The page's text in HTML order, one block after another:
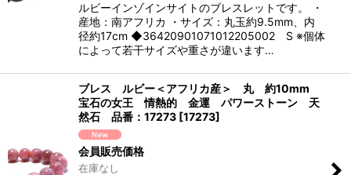
ルビーインゾインサイトのブレスレットです。 ・
産地：南アフリカ ・サイズ：丸玉約9.5mm、内
径約17cm ◆36420901071012205002 S ※個体
によって若干サイズや重さが違います…
ブレス ルビー＜アフリカ産＞ 丸 約10mm
宝石の女王 情熱的 金運 パワーストーン 天
然石 品番：17273 [17273]
会員販売価格
在庫なし